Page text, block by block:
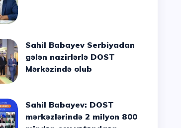
Sahil Babayev Serbiyadan
gələn nazirlərlə DOST
Mərkəzində olub
Sahil Babayev: DOST
mərkəzlərində 2 milyon 800